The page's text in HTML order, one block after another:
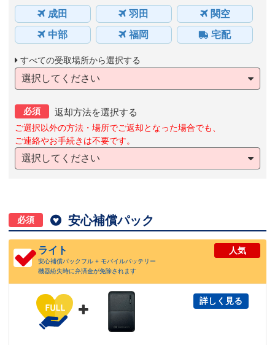
成田 羽田
関空
中部
福岡 宅配
すべての受取場所から選択する
選択してください
必須 返却方法を選択する
ご選択以外の方法・場所でご返却となった場合でも、
ご連絡やお手続きは不要です。
選択してください
必須  安心補償パック
ライト
安心補償パックフル + モバイルバッテリー
機器紛失時に弁済金が免除されます
人気

詳しく見る